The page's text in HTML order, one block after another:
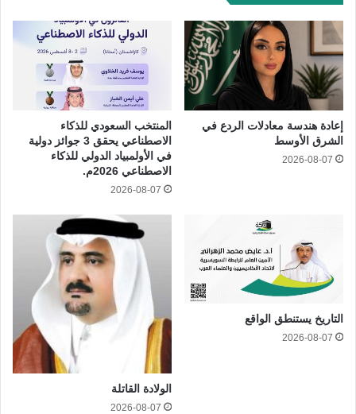
إعادة هندسة معادلات الردع في
الشرق الأوسط
2026-08-07
المنتخب السعودي للذكاء
الاصطناعي يحقق 3 جوائز دولية
في الأولمبياد الدولي للذكاء
الاصطناعي 2026م.
2026-08-07
التاريخ يستنطق الواقع
2026-08-07
الولادة القاتلة
2026-08-07